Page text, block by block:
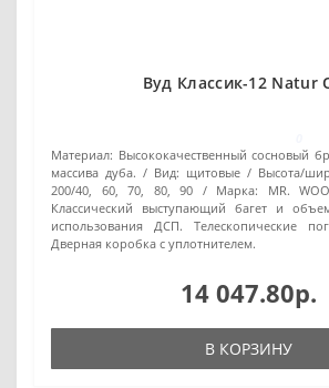
Вуд Классик-12 Natur
Материал: Высококачественный сосновый
массива дуба.
Вид: щитовые Высота/
200/40, 60, 70, 80, 90
Марка: MR.
Классический выступающий багет и
использования ДСП. Телескопические
Дверная коробка с уплотнителем.
14 047.80р.
В КОРЗИНУ